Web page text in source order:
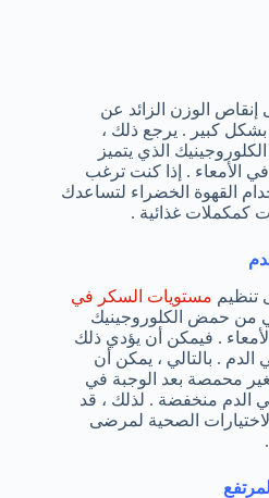
الوزن الزائد عن
كبير . يرجع ذلك ،
الذي يتميز
الأمعاء . إذا كنت ترغب
القهوة الخضراء لتساعدك
كمكملات غذائية .
تنظيم مستويات السكر في
من حمض الكلوروجينيك
. فيمكن أن يؤدي ذلك
. بالتالي ، يمكن أن
محمصة بعد الوجبة في
الدم منخفضة . لذلك ، قد
الصحية لمرضى